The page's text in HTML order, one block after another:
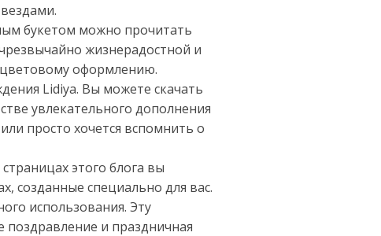
букетом можно прочитать
жизнерадостной и
оформлению.
Lidiya. Вы можете скачать
увлекательного дополнения
просто хочется вспомнить о
этого блога вы
созданные специально для вас.
использования. Эту
поздравление и праздничная